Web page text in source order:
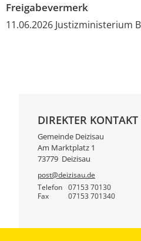
Freigabevermerk
11.06.2026 Justizministerium
DIREKTER KONTAKT
Gemeinde Deizisau
Am Marktplatz 1
73779 Deizisau
post@deizisau.de
Telefon
07153 70130
Fax 07153 701340